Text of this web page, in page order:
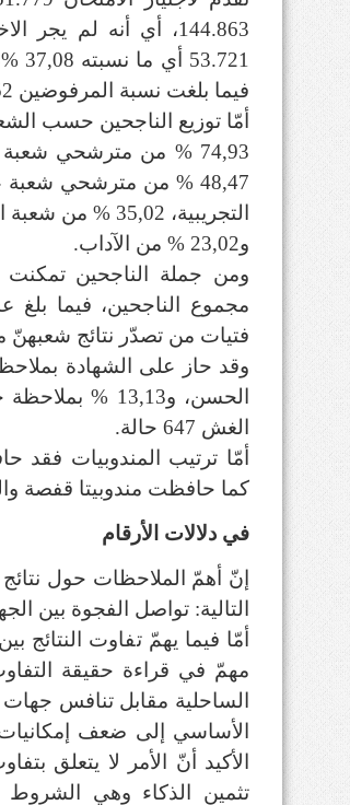
فيما بلغت نسبة المرفوضين 30,52 % من مجموع المترشحين.
أمّا توزيع الناجحين حسب
و23,02 % من الآداب.
فتيات من تصدّر نتائج شعبهنّ من
الغش 647 حالة.
كما حافظت مندوبيتا قفصة
في دلالات الأرقام
إنّ أهمّ الملاحظات حول
التالية: تواصل الفجوة بين
أمّا فيما يهمّ تفاوت
مهمّ في قراءة حقيقة
الساحلية مقابل تنافس
الأساسي إلى ضعف
الأكيد أنّ الأمر لا يتعلق
تثمين الذكاء وهي الشروط